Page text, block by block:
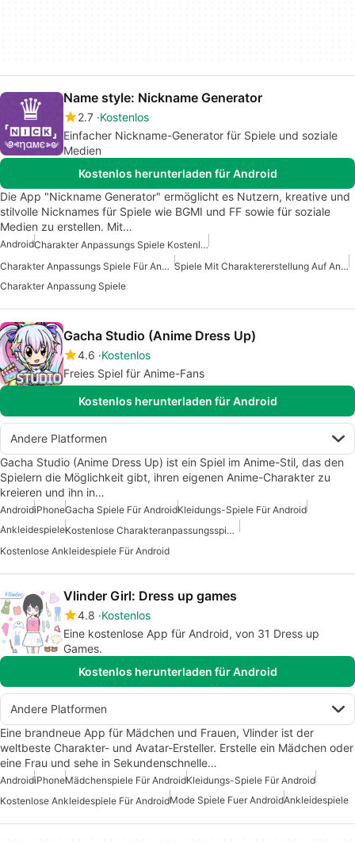
Name style: Nickname Generator
2.7 Kostenlos
Einfacher Nickname-Generator für Spiele und soziale
Medien
Kostenlos herunterladen für Android
Die App "Nickname Generator" ermöglicht es Nutzern, kreative und
stilvolle Nicknames für Spiele wie BGMI und FF sowie für soziale
Medien zu erstellen. Mit…
Android
Charakter Anpassungs Spiele Kostenlos
Charakter Anpassungs Spiele Für Android
Spiele Mit Charaktererstellung Auf Android
Charakter Anpassung Spiele
Gacha Studio (Anime Dress Up)
4.6 Kostenlos
Freies Spiel für Anime-Fans
Kostenlos herunterladen für Android
Andere Platformen
Gacha Studio (Anime Dress Up) ist ein Spiel im Anime-Stil, das den
Spielern die Möglichkeit gibt, ihren eigenen Anime-Charakter zu
kreieren und ihn in…
AndroidiPhoneGacha Spiele Für AndroidKleidungs-Spiele Für Android
Ankleidespiele
Kostenlose Charakteranpassungsspiele
Kostenlose Ankleidespiele Für Android
Vlinder Girl: Dress up games
4.8 Kostenlos
Eine kostenlose App für Android, von 31 Dress up
Games.
Kostenlos herunterladen für Android
Andere Platformen
Eine brandneue App für Mädchen und Frauen, Vlinder ist der
weltbeste Charakter- und Avatar-Ersteller. Erstelle ein Mädchen oder
eine Frau und sehe in Sekundenschnelle…
AndroidiPhoneMädchenspiele Für AndroidKleidungs-Spiele Für Android
Kostenlose Ankleidespiele Für AndroidMode Spiele Fuer AndroidAnkleidespiele